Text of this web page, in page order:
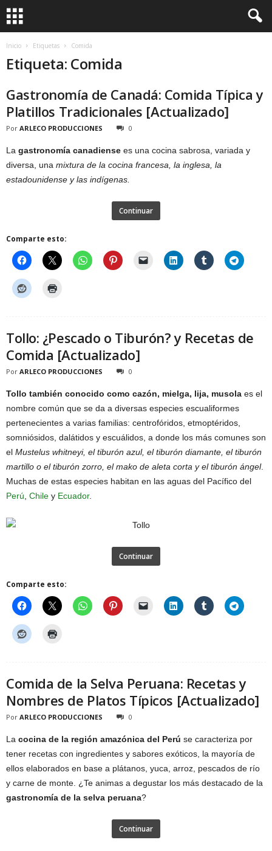
Inicio Etiquetas Comida
Etiqueta: Comida
Gastronomía de Canadá: Comida Típica y
Platillos Tradicionales [Actualizado]
Por ARLECO PRODUCCIONES 0
La gastronomía canadiense es una cocina sabrosa, variada y
diversa, una mixtura de la cocina francesa, la inglesa, la
estadounidense y las indígenas.
Continuar
Comparte esto:
Tollo: ¿Pescado o Tiburón? y Recetas de
Comida [Actualizado]
Por ARLECO PRODUCCIONES 0
Tollo también conocido como cazón, mielga, lija, musola es el
nombre común que se da a diversas especies escualiformes
pertenecientes a varias familias: centrofóridos, etmoptéridos,
somniósidos, dalátidos y escuálidos, a donde los más comunes son
el Mustelus whitneyi, el tiburón azul, el tiburón diamante, el tiburón
martillo o el tiburón zorro, el mako de aleta corta y el tiburón ángel.
Muchas de estas especies habitan en las aguas del Pacífico del
Perú Chile y Ecuador.
Continuar
Comparte esto:
Comida de la Selva Peruana: Recetas y
Nombres de Platos Típicos [Actualizado]
Por ARLECO PRODUCCIONES 0
La cocina de la región amazónica del Perú se caracteriza por
tener recetas con ingredientes y sabores exóticos, la mayoría de
ellos elaborados en base a plátanos, yuca, arroz, pescados de río
y carne de monte. ¿Te animas a degustar los más destacado de la
gastronomía de la selva peruana?
Continuar